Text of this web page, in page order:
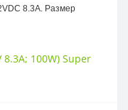
8.3A. Размер
8.3A; 100W) Super